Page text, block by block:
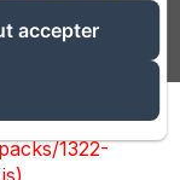
chunk 1322
1322-
accepter